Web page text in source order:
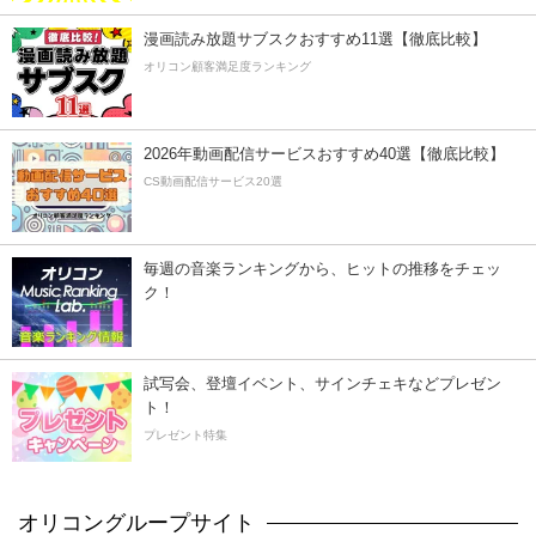
漫画読み放題サブスクおすすめ11選【徹底比較】
オリコン顧客満足度ランキング
2026年動画配信サービスおすすめ40選【徹底比較】
CS動画配信サービス20選
毎週の音楽ランキングから、ヒットの推移をチェッ
ク！
試写会、登壇イベント、サインチェキなどプレゼン
ト！
プレゼント特集
オリコングループサイト